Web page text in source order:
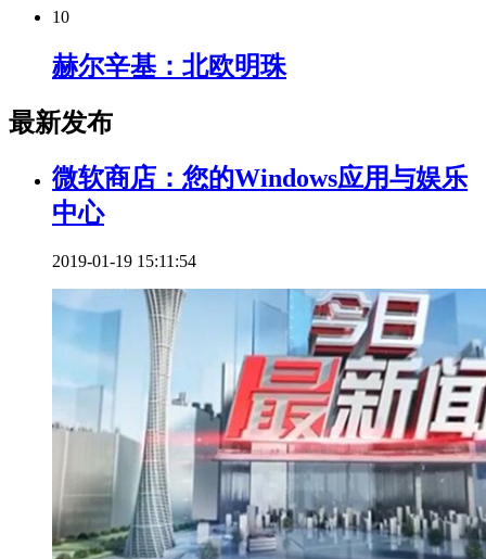
10
赫尔辛基：北欧明珠
最新发布
微软商店：您的Windows应用与娱乐
中心
2019-01-19 15:11:54